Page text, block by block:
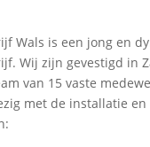
Wals is een jong en
Wij zijn gevestigd in
van 15 vaste
met de installatie en